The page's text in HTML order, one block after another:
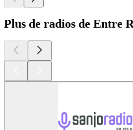
Plus de radios de Entre